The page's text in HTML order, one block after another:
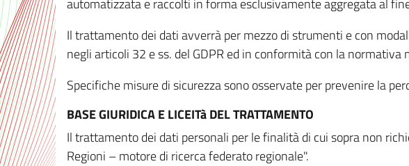
Il trattamento dei dati avverrà per mezzo di strumenti e con
negli articoli 32 e ss. del GDPR ed in conformità con la
Specifiche misure di sicurezza sono osservate per prevenire la
BASE GIURIDICA E LICEITà DEL TRATTAMENTO
Il trattamento dei dati personali per le finalità di cui sopra non
Regioni – motore di ricerca federato regionale".